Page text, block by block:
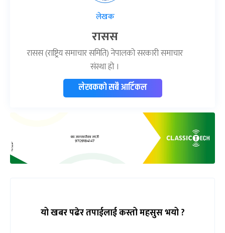
लेखक
रासस
रासस (राष्ट्रिय समाचार समिति) नेपालको सरकारी समाचार
संस्था हो ।
लेखकको सबै आर्टिकल
यो खबर पढेर तपाईलाई कस्तो महसुस भयो ?